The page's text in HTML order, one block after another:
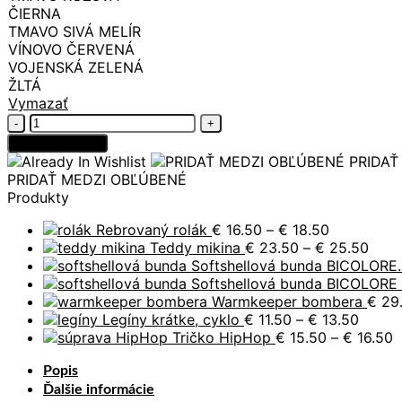
ČIERNA
TMAVO SIVÁ MELÍR
VÍNOVO ČERVENÁ
VOJENSKÁ ZELENÁ
ŽLTÁ
Vymazať
množstvo
Legíny
úpletové
PRIDAŤ MEDZI OBĽÚBENÉ
Produkty
Rebrovaný rolák € 16.50 – € 18.50
range:
€ 16.50
through
€ 18.50
Teddy mikina € 23.50 – € 25.50
€
Softshellová bunda BICOLORE.
Softshellová bunda BICOLORE
Warmkeeper bombera €
Legíny krátke, cyklo € 11.50 – € 13.50
range:
Tričko HipHop € 15.50 – € 16.50
Popis
Ďalšie informácie